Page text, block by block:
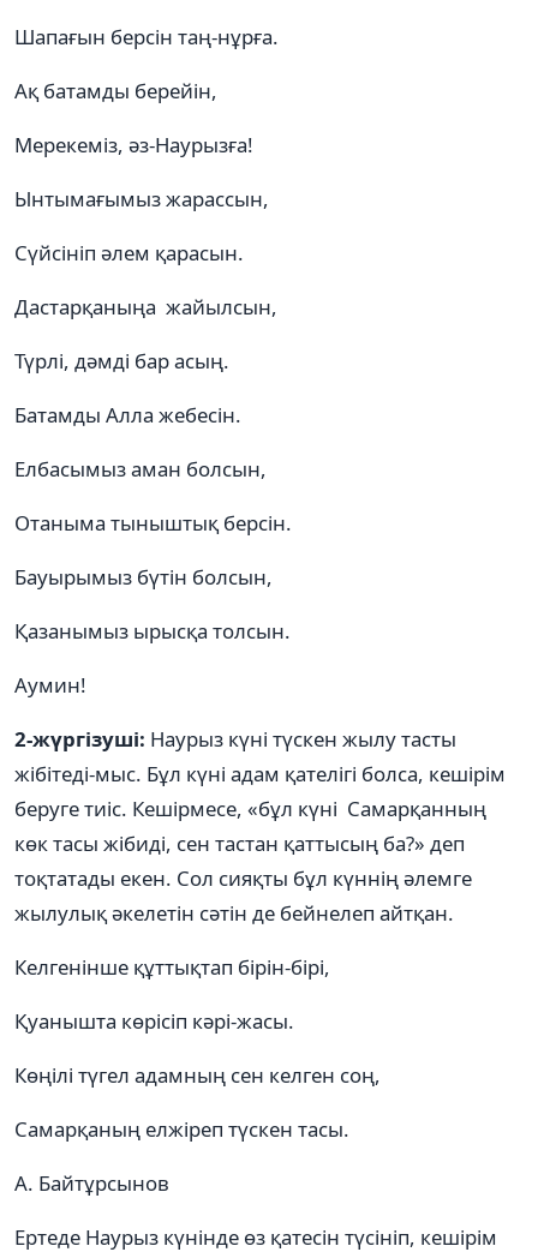
Шапағын берсін таң-нұрға.
Ақ батамды берейін,
Мерекеміз, әз-Наурызға!
Ынтымағымыз жарассын,
Сүйсініп әлем қарасын.
Дастарқаныңа жайылсын,
Түрлі, дәмді бар асың.
Батамды Алла жебесін.
Елбасымыз аман болсын,
Отаныма тыныштық берсін.
Бауырымыз бүтін болсын,
Қазанымыз ырысқа толсын.
Аумин!
2-жүргізуші: Наурыз күні түскен жылу тасты
жібітеді-мыс. Бұл күні адам қателігі болса, кешірім
беруге тиіс. Кешірмесе, «бұл күні Самарқанның
көк тасы жібиді, сен тастан қаттысың ба?» деп
тоқтатады екен. Сол сияқты бұл күннің әлемге
жылулық әкелетін сәтін де бейнелеп айтқан.
Келгенінше құттықтап бірін-бірі,
Қуанышта көрісіп кәрі-жасы.
Көңілі түгел адамның сен келген соң,
Самарқаның елжіреп түскен тасы.
А. Байтұрсынов
Ертеде Наурыз күнінде өз қатесін түсініп, кешірім